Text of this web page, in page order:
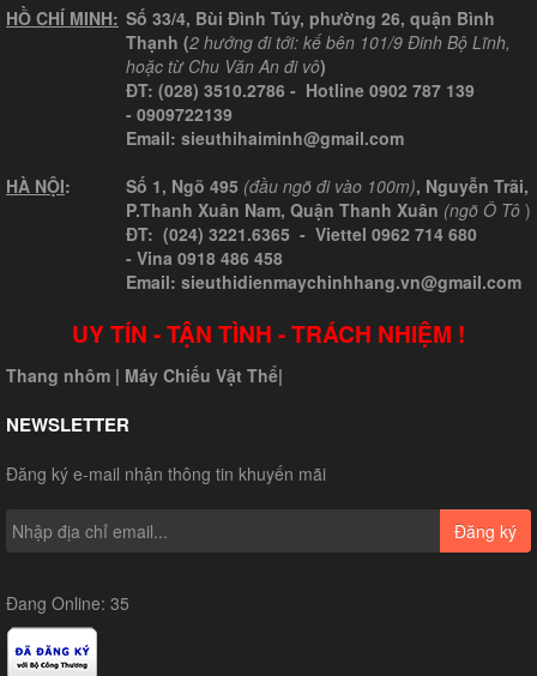
HỒ CHÍ MINH: Số 33/4, Bùi Đình Túy, phường 26, quận Bình
Thạnh (2 hướng đi tới: kế bên 101/9 Đinh Bộ Lĩnh,
hoặc từ Chu Văn An đi vô)
ĐT: (028) 3510.2786 - Hotline 0902 787 139
- 0909722139
Email: sieuthihaiminh@gmail.com
HÀ NỘI: Số 1, Ngõ 495 (đầu ngõ đi vào 100m), Nguyễn Trãi,
P.Thanh Xuân Nam, Quận Thanh Xuân (ngõ Ô Tô )
ĐT: (024) 3221.6365 - Viettel 0962 714 680
- Vina 0918 486 458
Email: sieuthidienmaychinhhang.vn@gmail.com
UY TÍN - TẬN TÌNH - TRÁCH NHIỆM !
Thang nhôm | Máy Chiếu Vật Thể|
NEWSLETTER
Đăng ký e-mail nhận thông tin khuyến mãi
Đăng ký
Đang Online: 35